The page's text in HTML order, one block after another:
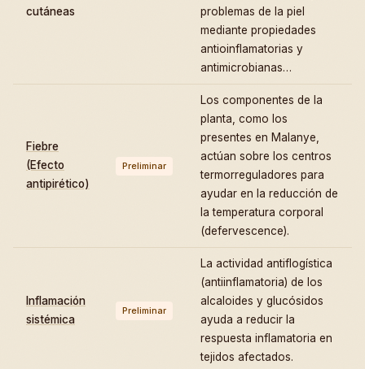
cutáneas
problemas de la piel
mediante propiedades
antioinflamatorias y
antimicrobianas…
Fiebre
(Efecto
antipirético)
Preliminar
Los componentes de la
planta, como los
presentes en Malanye,
actúan sobre los centros
termorreguladores para
ayudar en la reducción de
la temperatura corporal
(defervescence).
Inflamación
sistémica
Preliminar
La actividad antiflogística
(antiinflamatoria) de los
alcaloides y glucósidos
ayuda a reducir la
respuesta inflamatoria en
tejidos afectados.